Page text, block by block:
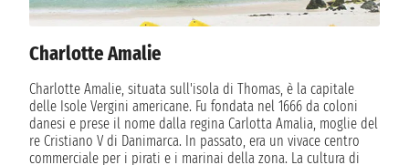
mercoledì 19 gennaio 2028
n.d. - n.d.
GUSTAVIA
n.d. - n.d.
HAUT
venerdì 21 gennaio 2028
n.d. - n.d.
RODNEY BAY
Charlotte Amalie
Charlotte Amalie, situata sull'isola di Thomas, è la capitale
delle Isole Vergini americane. Fu fondata nel 1666 da coloni
danesi e prese il nome dalla regina Carlotta Amalia, moglie del
re Cristiano V di Danimarca. In passato, era un vivace centro
commerciale per i pirati e i marinai della zona. La cultura di